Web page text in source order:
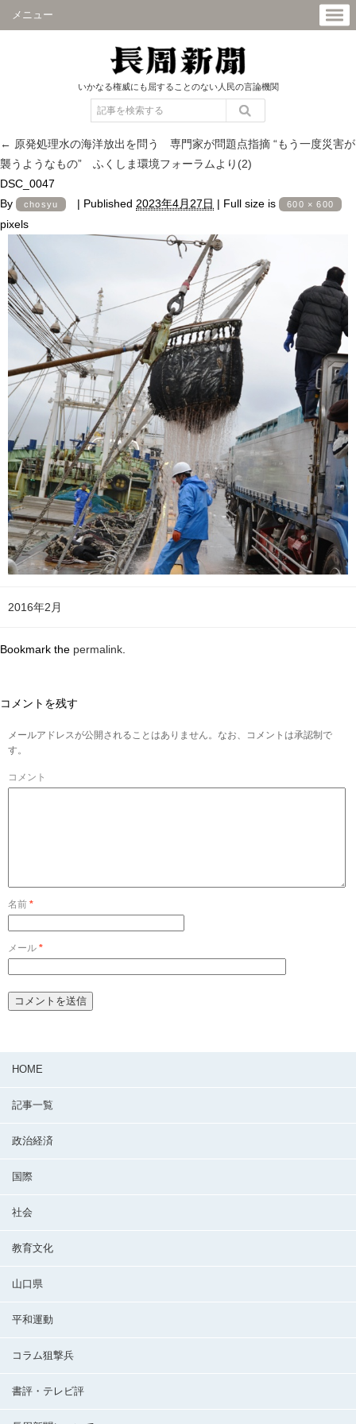
メニュー
いかなる権威にも屈することのない人民の言論機関
← 原発処理水の海洋放出を問う 専門家が問題点指摘 “もう一度災害が
襲うようなもの” ふくしま環境フォーラムより(2)
DSC_0047
By
chosyu | Published 2023年4月27日 | Full size is 600 × 600
pixels
2016年2月
Bookmark the permalink
コメントを残す
メールアドレスが公開されることはありません。なお、コメントは承認制で
す。
コメント
名前 *
メール *
HOME
記事一覧
政治経済
国際
社会
教育文化
山口県
平和運動
コラム狙撃兵
書評・テレビ評